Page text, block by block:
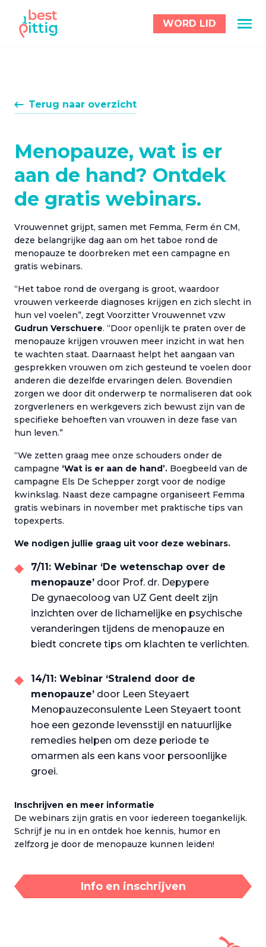
WORD LID
Terug naar overzicht
Menopauze, wat is er
aan de hand? Ontdek
de gratis webinars.
Vrouwennet grijpt, samen met Femma, Ferm én CM,
deze belangrijke dag aan om het taboe rond de
menopauze te doorbreken met een campagne en
gratis webinars.
“Het taboe rond de overgang is groot, waardoor
vrouwen verkeerde diagnoses krijgen en zich slecht in
hun vel voelen”, zegt Voorzitter Vrouwennet vzw
Gudrun Verschuere. “Door openlijk te praten over de
menopauze krijgen vrouwen meer inzicht in wat hen
te wachten staat. Daarnaast helpt het aangaan van
gesprekken vrouwen om zich gesteund te voelen door
anderen die dezelfde ervaringen delen. Bovendien
zorgen we door dit onderwerp te normaliseren dat ook
zorgverleners en werkgevers zich bewust zijn van de
specifieke behoeften van vrouwen in deze fase van
hun leven.”
“We zetten graag mee onze schouders onder de
campagne ‘Wat is er aan de hand’. Boegbeeld van de
campagne Els De Schepper zorgt voor de nodige
kwinkslag. Naast deze campagne organiseert Femma
gratis webinars in november met praktische tips van
topexperts.
We nodigen jullie graag uit voor deze webinars.
7/11: Webinar ‘De wetenschap over de
menopauze’ door Prof. dr. Depypere
De gynaecoloog van UZ Gent deelt zijn
inzichten over de lichamelijke en psychische
veranderingen tijdens de menopauze en
biedt concrete tips om klachten te verlichten.
14/11: Webinar ‘Stralend door de
menopauze’ door Leen Steyaert
Menopauzeconsulente Leen Steyaert toont
hoe een gezonde levensstijl en natuurlijke
remedies helpen om deze periode te
omarmen als een kans voor persoonlijke
groei.
Inschrijven en meer informatie
De webinars zijn gratis en voor iedereen toegankelijk.
Schrijf je nu in en ontdek hoe kennis, humor en
zelfzorg je door de menopauze kunnen leiden!
Info en inschrijven